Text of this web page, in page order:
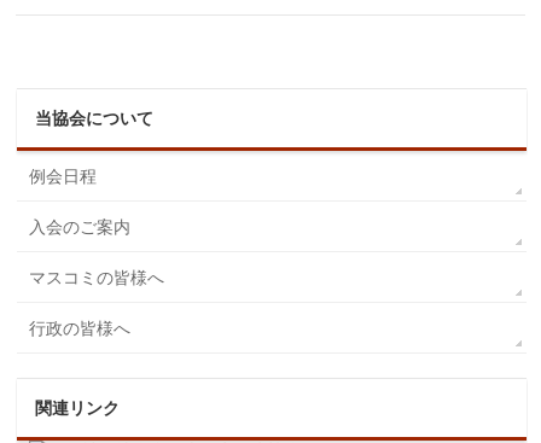
当協会について
例会日程
入会のご案内
マスコミの皆様へ
行政の皆様へ
関連リンク